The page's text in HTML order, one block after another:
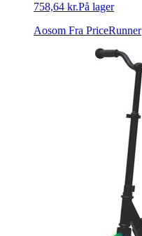
758,64 kr.På lager
Aosom Fra PriceRunner